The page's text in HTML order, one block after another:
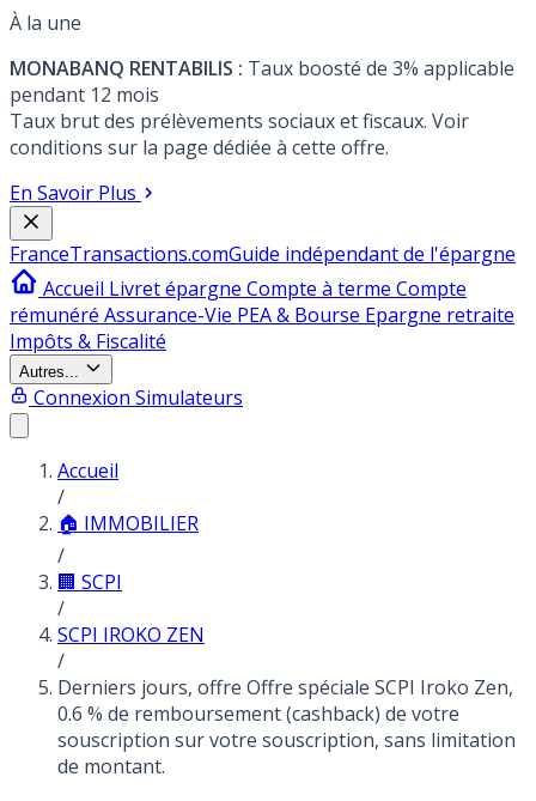
À la une
MONABANQ RENTABILIS : Taux boosté de 3% applicable
pendant 12 mois
Taux brut des prélèvements sociaux et fiscaux. Voir
conditions sur la page dédiée à cette offre.
En Savoir Plus
FranceTransactions.comGuide indépendant de l'épargne
Accueil Livret épargne Compte à terme Compte
rémunéré Assurance-Vie PEA & Bourse Epargne retraite
Impôts & Fiscalité
Autres...
Connexion Simulateurs
Accueil
/
🏠 IMMOBILIER
/
🏢 SCPI
/
SCPI IROKO ZEN
/
Derniers jours, offre Offre spéciale SCPI Iroko Zen,
0.6 % de remboursement (cashback) de votre
souscription sur votre souscription, sans limitation
de montant.